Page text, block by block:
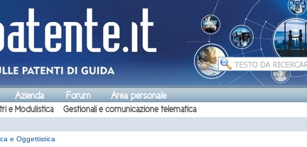
Azienda Forum Area personale
e Modulistica
Gestionali e comunicazione telematica
e Oggettistica